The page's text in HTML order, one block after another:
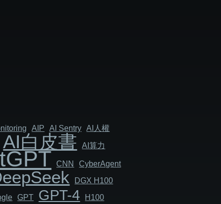
AIP AI Sentry AI人權
AI白皮書 AI算力
CNN
Cyber​​Agent
DGX H100
GPT GPT-4
H100